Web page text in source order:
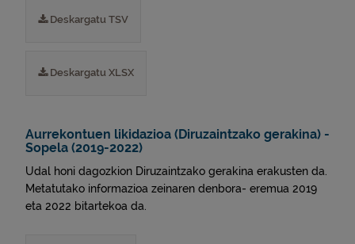
Deskargatu TSV
Deskargatu XLSX
Aurrekontuen likidazioa (Diruzaintzako gerakina) -
Sopela (2019-2022)
Udal honi dagozkion Diruzaintzako gerakina erakusten da.
Metatutako informazioa zeinaren denbora- eremua 2019
eta 2022 bitartekoa da.